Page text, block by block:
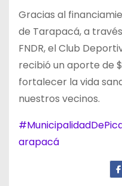
Gracias al
de Tarapacá, a
FNDR, el Club
recibió un aporte de
fortalecer la vida
nuestros vecinos.
arapacá